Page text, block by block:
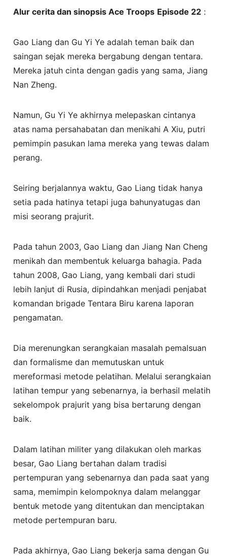
Alur cerita dan sinopsis Ace Troops Episode 22 :
Gao Liang dan Gu Yi Ye adalah teman baik dan
saingan sejak mereka bergabung dengan tentara.
Mereka jatuh cinta dengan gadis yang sama, Jiang
Nan Zheng.
Namun, Gu Yi Ye akhirnya melepaskan cintanya
atas nama persahabatan dan menikahi A Xiu, putri
pemimpin pasukan lama mereka yang tewas dalam
perang.
Seiring berjalannya waktu, Gao Liang tidak hanya
setia pada hatinya tetapi juga bahunyatugas dan
misi seorang prajurit.
Pada tahun 2003, Gao Liang dan Jiang Nan Cheng
menikah dan membentuk keluarga bahagia. Pada
tahun 2008, Gao Liang, yang kembali dari studi
lebih lanjut di Rusia, dipindahkan menjadi penjabat
komandan brigade Tentara Biru karena laporan
pengamatan.
Dia merenungkan serangkaian masalah pemalsuan
dan formalisme dan memutuskan untuk
mereformasi metode pelatihan. Melalui serangkaian
latihan tempur yang sebenarnya, ia berhasil melatih
sekelompok prajurit yang bisa bertarung dengan
baik.
Dalam latihan militer yang dilakukan oleh markas
besar, Gao Liang bertahan dalam tradisi
pertempuran yang sebenarnya dan pada saat yang
sama, memimpin kelompoknya dalam melanggar
bentuk metode yang ditentukan dan menciptakan
metode pertempuran baru.
Pada akhirnya, Gao Liang bekerja sama dengan Gu